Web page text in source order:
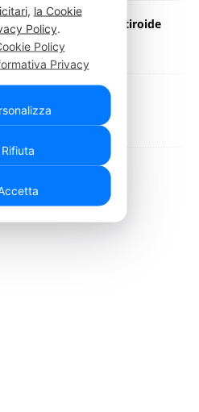
mondiale della tiroide
Press Italia
, la Cookie
Policy.
Policy
Privacy
Rifiuta